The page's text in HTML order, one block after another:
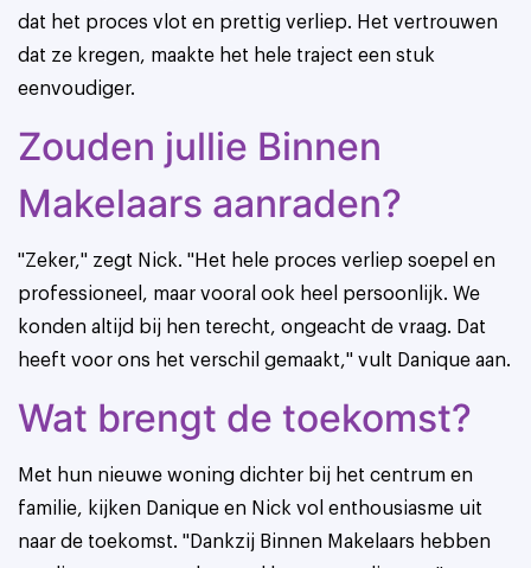
dat het proces vlot en prettig verliep. Het vertrouwen
dat ze kregen, maakte het hele traject een stuk
eenvoudiger.
Zouden jullie Binnen
Makelaars aanraden?
"Zeker," zegt Nick. "Het hele proces verliep soepel en
professioneel, maar vooral ook heel persoonlijk. We
konden altijd bij hen terecht, ongeacht de vraag. Dat
heeft voor ons het verschil gemaakt," vult Danique aan.
Wat brengt de toekomst?
Met hun nieuwe woning dichter bij het centrum en
familie, kijken Danique en Nick vol enthousiasme uit
naar de toekomst. "Dankzij Binnen Makelaars hebben